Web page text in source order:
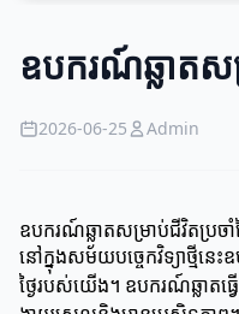
ឧបករណ៍ឆ្លាតសម្
2026-06-25 Admin
ឧបករណ៍ឆ្លាតសម្រាប់ជីវិតប្រចាំថ្
នៅក្នុងសម័យបច្ចេកវិទ្យាថ្មីនេះ
ថ្ងៃរបស់យើង។ ឧបករណ៍ឆ្លាតធ្វ